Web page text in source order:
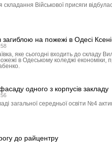
складання Військової присяги
на пожежі в Одесі
яке сьогодні входить до складу
в Одеському коледжі економіки,
одного з корпусів закладу
загальної середньої освіти №4
до райцентру